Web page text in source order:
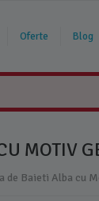
Oferte Blog
MOTIV